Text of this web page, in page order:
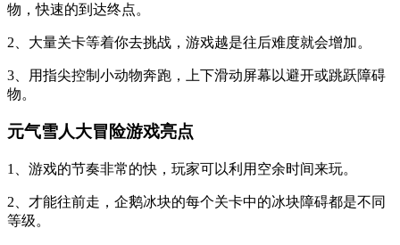
物，快速的到达终点。
2、大量关卡等着你去挑战，游戏越是往后难度就会增加。
3、用指尖控制小动物奔跑，上下滑动屏幕以避开或跳跃障碍
物。
元气雪人大冒险游戏亮点
1、游戏的节奏非常的快，玩家可以利用空余时间来玩。
2、才能往前走，企鹅冰块的每个关卡中的冰块障碍都是不同
等级。